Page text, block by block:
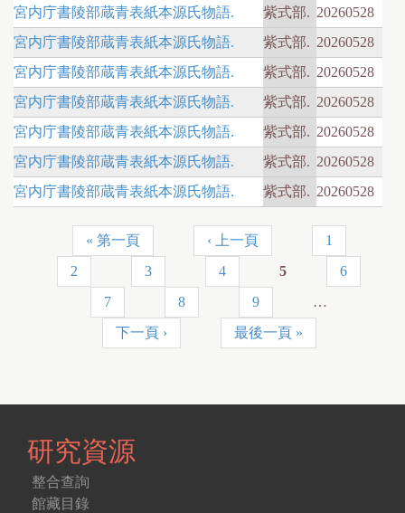
宮内庁書陵部蔵青表紙本源氏物語.
紫式部. 20260528
宮内庁書陵部蔵青表紙本源氏物語.
紫式部. 20260528
宮内庁書陵部蔵青表紙本源氏物語.
紫式部. 20260528
宮内庁書陵部蔵青表紙本源氏物語.
紫式部. 20260528
宮内庁書陵部蔵青表紙本源氏物語.
紫式部. 20260528
宮内庁書陵部蔵青表紙本源氏物語.
紫式部. 20260528
宮内庁書陵部蔵青表紙本源氏物語.
紫式部. 20260528
« 第一頁 ‹ 上一頁
1
2
3 4 5
6
7
8 9
…
下一頁 ›
最後一頁 »
研究資源
整合查詢
館藏目錄